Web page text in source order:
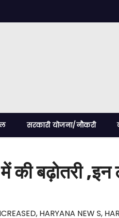
सरकारी योजना/नौकरी
की बढ़ोतरी ,इन
, HARYANA NEW S,